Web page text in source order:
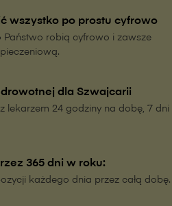
wszystko po prostu cyfrowo
robią cyfrowo i zawsze
dla Szwajcarii
lekarzem 24 godziny na dobę, 7 dni
365 dni w roku:
każdego dnia przez całą dobę.